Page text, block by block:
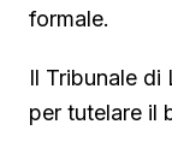
formale.
Il Tribunale
per tutelare il